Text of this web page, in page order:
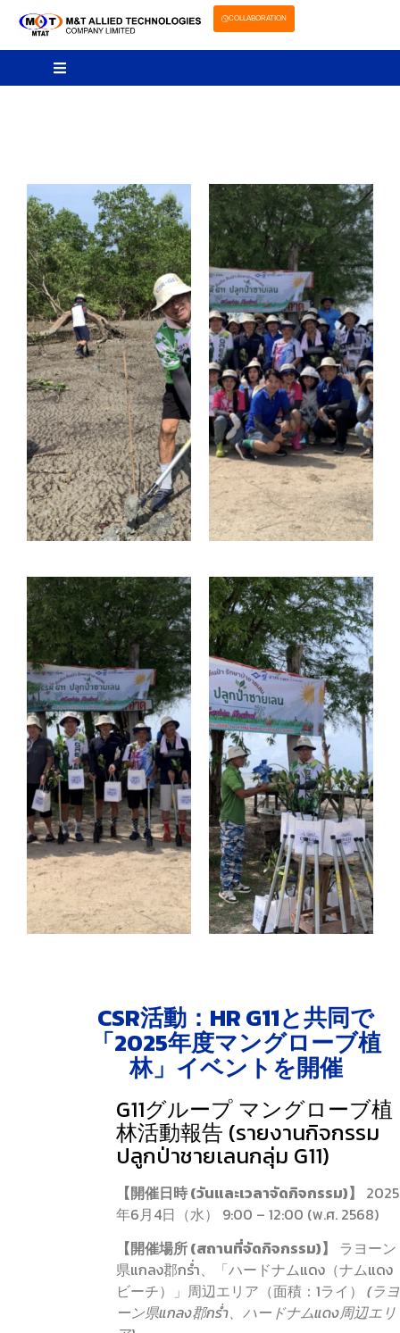
COLLABORATION
CSR活動：HR G11と共同で
「2025年度マングローブ植
林」イベントを開催
G11グループ マングローブ植
林活動報告 (รายงานกิจกรรม
ปลูกป่าชายเลนกลุ่ม G11)
【開催日時 (วันและเวลาจัดกิจกรรม)】 2025
年6月4日（水） 9:00 – 12:00 (พ.ศ. 2568)
【開催場所 (สถานที่จัดกิจกรรม)】 ラヨーン
県แกลง郡กร่ำ、「ハードナムแดง（ナムแดง
ビーチ）」周辺エリア（面積：1ライ） (ラヨ
ーン県แกลง郡กร่ำ、ハードナムแดง周辺エリ